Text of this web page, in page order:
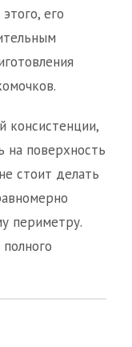
его
консистенции,
на поверхность
стоит делать
периметру.